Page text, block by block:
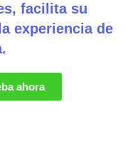
facilita su
experiencia de
ahora